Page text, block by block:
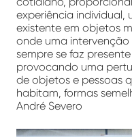
experiência individual,
existente em objetos
onde uma
sempre se faz
provocando uma
de objetos e pessoas
habitam, formas
André Severo